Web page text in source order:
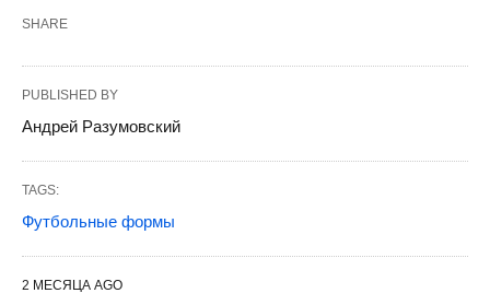
SHARE
PUBLISHED BY
Андрей Разумовский
TAGS:
Футбольные формы
2 МЕСЯЦА AGO